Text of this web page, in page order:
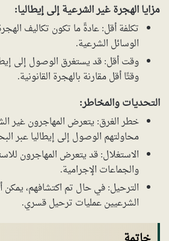
مزايا الهجرة غير الشرعية إلى إيطاليا:
تكلفة أقل: عادةً ما تكون تكاليف
الوسائل الشرعية.
وقت أقل: قد يستغرق الوصول إلى
وقتًا أقل مقارنة بالهجرة القانونية.
التحديات والمخاطر:
خطر الغرق: يتعرض المهاجرون غير
محاولتهم الوصول إلى إيطاليا عبر
الاستغلال: قد يتعرض المهاجرون
والجماعات الإجرامية.
الترحيل: في حال تم اكتشافهم، يمكن
الشرعيين عمليات ترحيل قسري.